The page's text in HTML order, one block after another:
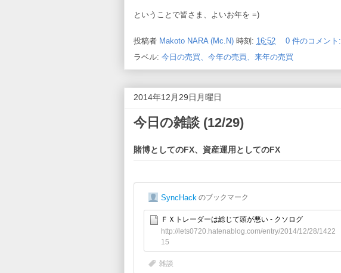
ということで皆さま、よいお年を =)
投稿者 Makoto NARA (Mc.N) 時刻: 16:52
0 件のコメント:
ラベル: 今日の売買、今年の売買、来年の売買
2014年12月29日月曜日
今日の雑談 (12/29)
賭博としてのFX、資産運用としてのFX